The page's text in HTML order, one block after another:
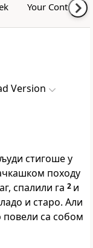
Your Content
Version
стигоше у
походу
спалили га 2 и
и старо. Али
повели са собом